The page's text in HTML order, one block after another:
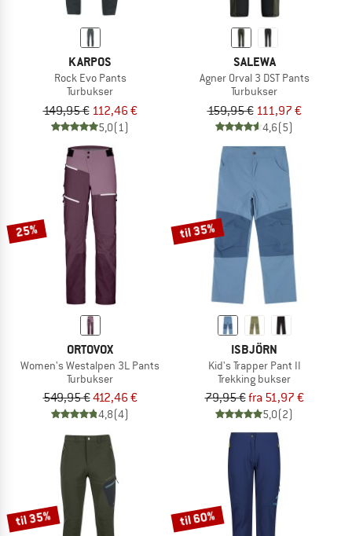
KARPOS
Rock Evo Pants
Turbukser
149,95 € 112,46 €
5,0(1)
SALEWA
Agner Orval 3 DST Pants
Turbukser
159,95 € 111,97 €
4,6(5)
25%
ORTOVOX
Women's Westalpen 3L Pants
Turbukser
549,95 €412,46 €
4,8(4)
til 35%
ISBJÖRN
Kid's Trapper Pant II
Trekking bukser
79,95 €fra 51,97 €
5,0(2)
til 35% til 60%